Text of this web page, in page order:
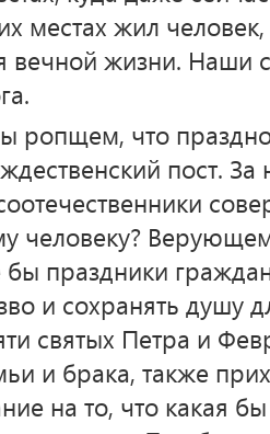
местах жил
вечной жизни. Наши
ропщем, что
пост.
человеку?
бы праздники
и сохранять душу
святых Петра и
и брака, также
на то, что какая